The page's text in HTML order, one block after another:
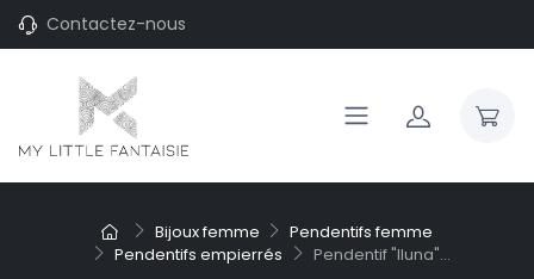
Contactez-nous
Bijoux femme
Pendentifs femme
Pendentifs empierrés
Pendentif "Iluna"...